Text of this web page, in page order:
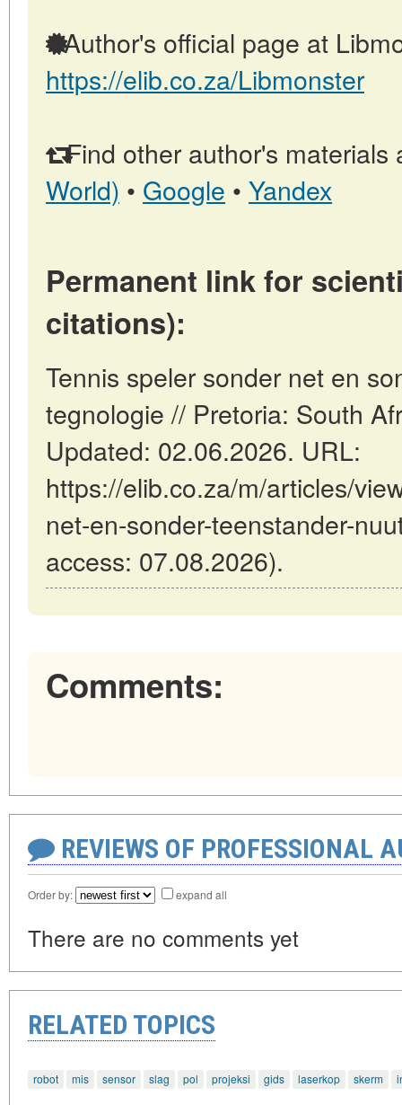
Author's official page at
https://elib.co.za/Libmonster
Find other author's materials
World) • Google • Yandex
Permanent link for
citations):
Tennis speler sonder net en
tegnologie // Pretoria: South
Updated: 02.06.2026. URL:
https://elib.co.za/m/articles/
net-en-sonder-teenstander-
access: 07.08.2026).
Comments:
REVIEWS OF PROFESSIONAL
Order by: expand all
There are no comments yet
RELATED TOPICS
robot mis sensor slag pol projeksi gids laserkop skerm